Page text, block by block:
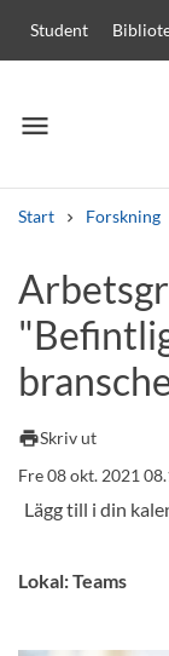
Student
menu
Meny
Start Forskning
Andra
Kurser och
printSkriv ut
Fre 08 okt. 2021
Lokal: Teams